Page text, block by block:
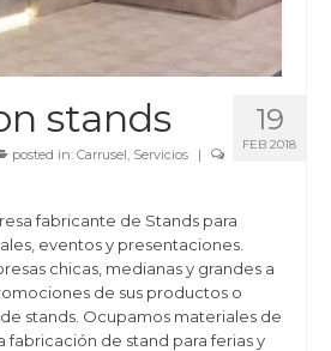
19
FEB 2018
stands
posted in: Carrusel, Servicios
|
fabricante de Stands para
eventos y presentaciones.
chicas, medianas y grandes a
de sus productos o
stands. Ocupamos materiales de
fabricación de stand para ferias y